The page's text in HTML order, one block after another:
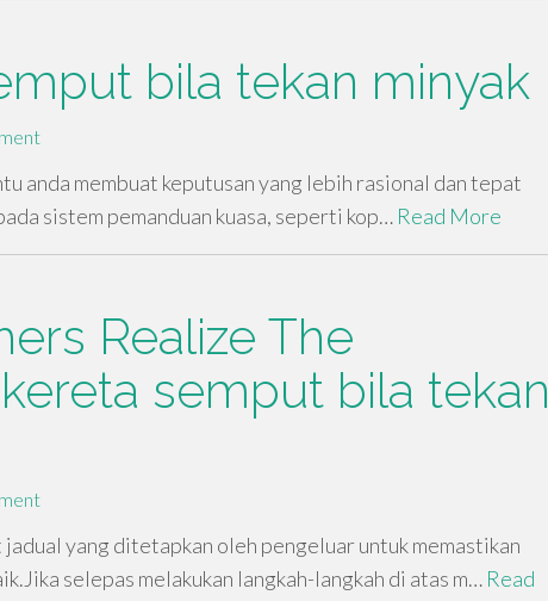
bila tekan minyak
anda membuat keputusan yang lebih rasional dan tepat
sistem pemanduan kuasa, seperti kop… Read More
Realize The
semput bila tekan
yang ditetapkan oleh pengeluar untuk memastikan
selepas melakukan langkah-langkah di atas m… Read